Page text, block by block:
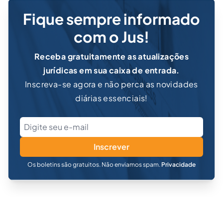
Fique sempre informado
com o Jus!
Receba gratuitamente as atualizações
jurídicas em sua caixa de entrada.
Inscreva-se agora e não perca as novidades
diárias essenciais!
Inscrever
Os boletins são gratuitos. Não enviamos spam. Privacidade